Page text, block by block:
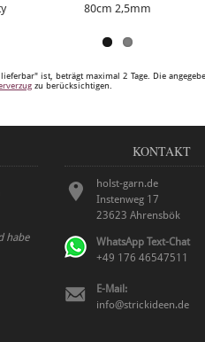
80cm 2,5mm
ist, beträgt maximal 2 Tage. Die
zu berücksichtigen.
habe
KONTAKT
holst-garn.de
Instenweg 17
23623 Ahrensbök
WhatsApp Text-Chat
+49 176 46547511
E-Mail:
info@strickideen.de